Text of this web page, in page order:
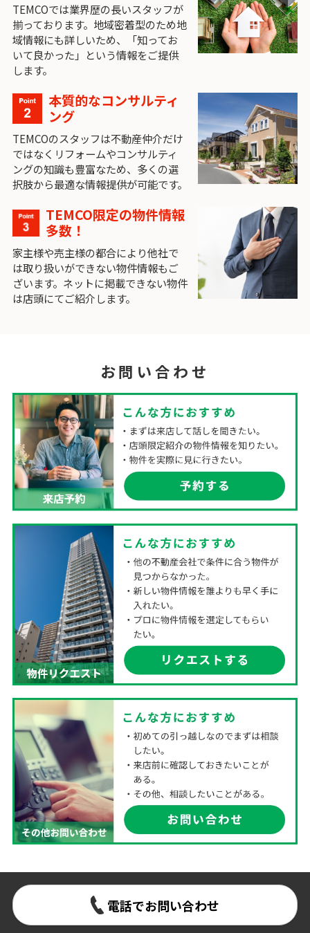
TEMCOでは業界歴の長いスタッフが
揃っております。地域密着型のため地
域情報にも詳しいため、「知ってお
いて良かった」という情報をご提供
します。
本質的なコンサルティ
ング
TEMCOのスタッフは不動産仲介だけ
ではなくリフォームやコンサルティ
ングの知識も豊富なため、多くの選
択肢から最適な情報提供が可能です。
TEMCO限定の物件情報
多数！
家主様や売主様の都合により他社で
は取り扱いができない物件情報もご
ざいます。ネットに掲載できない物件
は店頭にてご紹介します。
お問い合わせ
電話でお問い合わせ